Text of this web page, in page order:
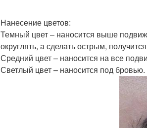
Нанесение цветов:
Темный цвет – наносится выше
округлять, а сделать острым,
Средний цвет – наносится на все
Светлый цвет – наносится под бровью.